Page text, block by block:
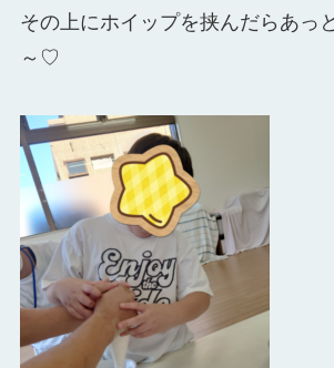
その上にホイップを挟んだらあっ
～♡